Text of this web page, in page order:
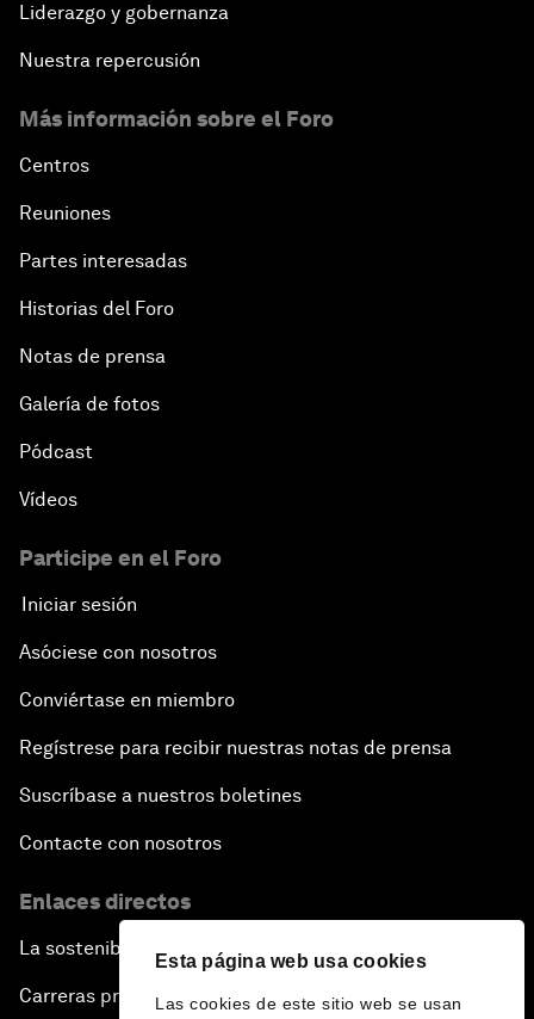
Esta página web usa cookies
Las cookies de este sitio web se usan
Liderazgo y gobernanza
Nuestra repercusión
Más información sobre el Foro
Centros
Reuniones
Partes interesadas
Historias del Foro
Notas de prensa
Galería de fotos
Pódcast
Vídeos
Participe en el Foro
Iniciar sesión
Asóciese con nosotros
Conviértase en miembro
Regístrese para recibir nuestras notas de prensa
Suscríbase a nuestros boletines
Contacte con nosotros
Enlaces directos
La sostenibilidad en el Foro
Carreras profesionales